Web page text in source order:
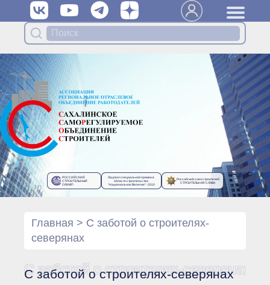
Органы управления Ассоциации
● Общее собрание членов
● Генеральный директор
Специализированные органы
● Контрольный комитет
● Дисциплинарный комитет
● Архив
Протоколы органов управления
● Протоколы Правления
Документы Ассоциации
● Организационные
РОССИЙСКИЙ
СТРОИТЕЛЬНЫЙ
ОЛИМП
Лауреат специальной премии в
области строительства
“Национальное Величие”- 2010
Российский союз строителей
СТРОИТЕЛЬНАЯ СЛАВА
Главная > С заботой о строителях-
северянах
С заботой о строителях-северянах
С заботой о строителях-северянах